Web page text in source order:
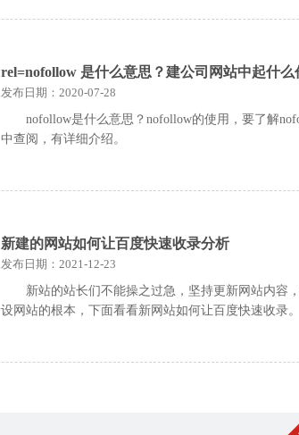
rel=nofollow 是什么意思？建公司网站中起什么
发布日期：2020-07-28
nofollow是什么意思？nofollow的使用，要了解
中查阅，有详细介绍。
新建的网站如何让百度快速收录分析
发布日期：2021-12-23
新站的站长们不能操之过急，坚持更新网站内容
设网站的根本，下面看看新网站如何让百度快速收录。